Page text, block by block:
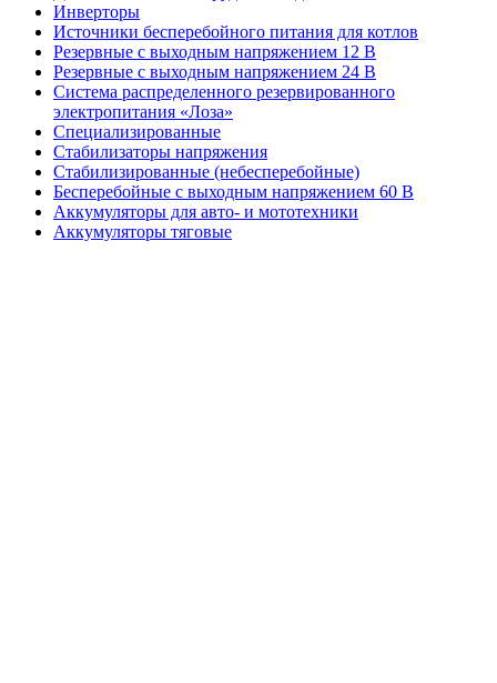
Инверторы
Источники бесперебойного питания для котлов
Резервные с выходным напряжением 12 В
Резервные с выходным напряжением 24 В
Система распределенного резервированного
электропитания «Лоза»
Специализированные
Стабилизаторы напряжения
Стабилизированные (небесперебойные)
Бесперебойные с выходным напряжением 60 В
Аккумуляторы для авто- и мототехники
Аккумуляторы тяговые